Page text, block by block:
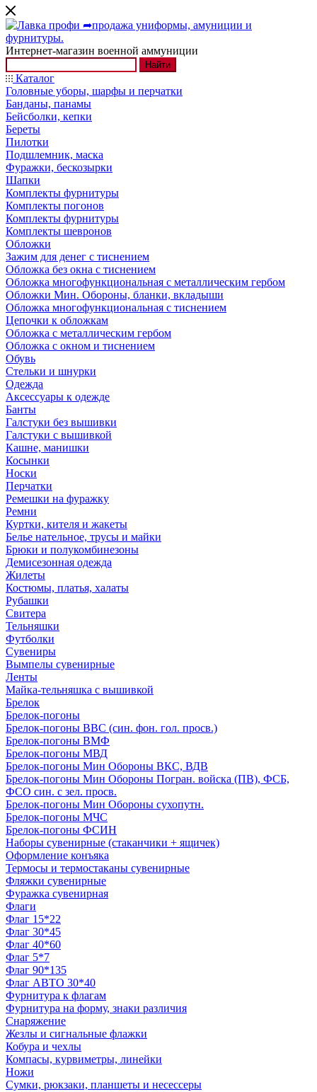
Интернет-магазин военной аммуниции
Найти
Каталог
Головные уборы, шарфы и перчатки
Банданы, панамы
Бейсболки, кепки
Береты
Пилотки
Подшлемник, маска
Фуражки, бескозырки
Шапки
Комплекты фурнитуры
Комплекты погонов
Комплекты фурнитуры
Комплекты шевронов
Обложки
Зажим для денег с тиснением
Обложка без окна с тиснением
Обложка многофункциональная с металлическим гербом
Обложки Мин. Обороны, бланки, вкладыши
Обложка многофункциональная с тиснением
Цепочки к обложкам
Обложка с металлическим гербом
Обложка с окном и тиснением
Обувь
Стельки и шнурки
Одежда
Аксессуары к одежде
Банты
Галстуки без вышивки
Галстуки с вышивкой
Кашне, манишки
Косынки
Носки
Перчатки
Ремешки на фуражку
Ремни
Куртки, кителя и жакеты
Белье нательное, трусы и майки
Брюки и полукомбинезоны
Демисезонная одежда
Жилеты
Костюмы, платья, халаты
Рубашки
Свитера
Тельняшки
Футболки
Сувениры
Вымпелы сувенирные
Ленты
Майка-тельняшка с вышивкой
Брелок
Брелок-погоны
Брелок-погоны ВВС (син. фон. гол. просв.)
Брелок-погоны ВМФ
Брелок-погоны МВД
Брелок-погоны Мин Обороны ВКС, ВДВ
Брелок-погоны Мин Обороны Погран. войска (ПВ), ФСБ,
ФСО син. с зел. просв.
Брелок-погоны Мин Обороны сухопутн.
Брелок-погоны МЧС
Брелок-погоны ФСИН
Наборы сувенирные (стаканчики + ящичек)
Оформление конъяка
Термосы и термостаканы сувенирные
Фляжки сувенирные
Фуражка сувенирная
Флаги
Флаг 15*22
Флаг 30*45
Флаг 40*60
Флаг 5*7
Флаг 90*135
Флаг АВТО 30*40
Фурнитура к флагам
Фурнитура на форму, знаки различия
Снаряжение
Жезлы и сигнальные флажки
Кобура и чехлы
Компасы, курвиметры, линейки
Ножи
Сумки, рюкзаки, планшеты и несессеры